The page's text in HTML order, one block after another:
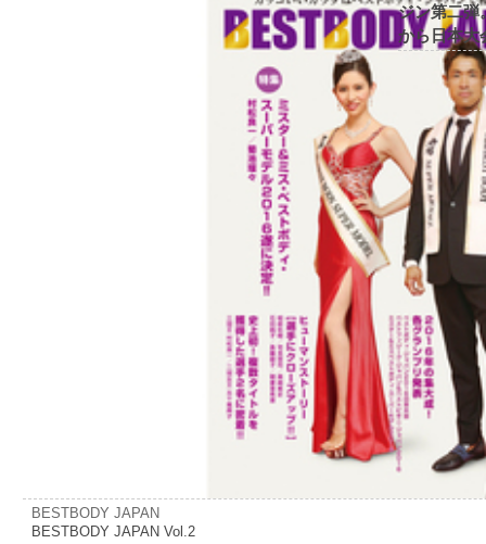
ジン第二弾
から日本大
BESTBODY JAPAN
BESTBODY JAPAN Vol.2